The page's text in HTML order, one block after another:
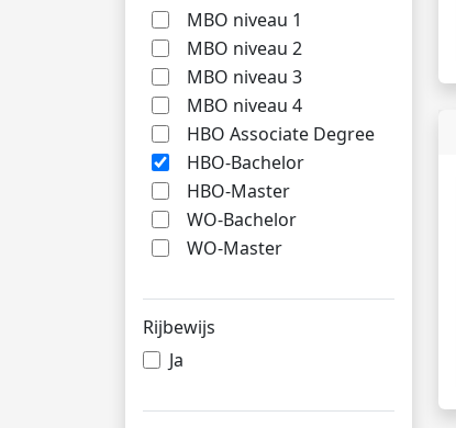
MBO niveau 1
MBO niveau 2
MBO niveau 3
MBO niveau 4
HBO Associate Degree
HBO-Bachelor
HBO-Master
WO-Bachelor
WO-Master
Rijbewijs
Ja